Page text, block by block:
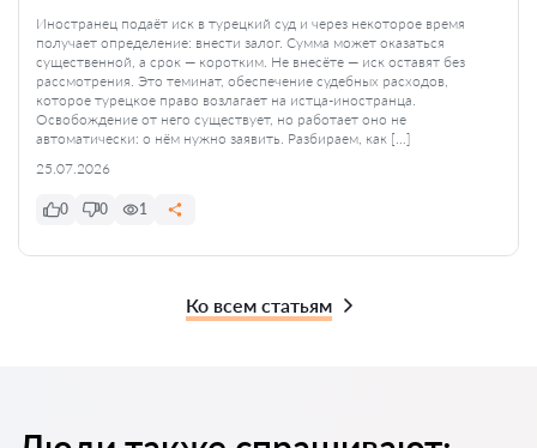
Иностранец подаёт иск в турецкий суд и через некоторое время
получает определение: внести залог. Сумма может оказаться
существенной, а срок — коротким. Не внесёте — иск оставят без
рассмотрения. Это теминат, обеспечение судебных расходов,
которое турецкое право возлагает на истца-иностранца.
Освобождение от него существует, но работает оно не
автоматически: о нём нужно заявить. Разбираем, как […]
25.07.2026
0 0 1
Ко всем статьям